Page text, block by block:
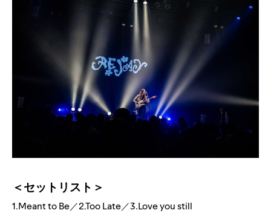
＜セットリスト＞
1.Meant to Be／2.Too Late／3.Love you still